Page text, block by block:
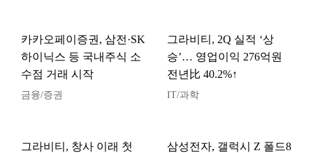
카카오페이증권, 삼전·SK
하이닉스 등 국내주식 소
수점 거래 시작
금융/증권
그라비티, 2Q 실적 ‘상
승’… 영업이익 276억원
전년比 40.2%↑
IT/과학
그라비티, 창사 이래 첫
삼성전자, 갤럭시 Z 폴드8